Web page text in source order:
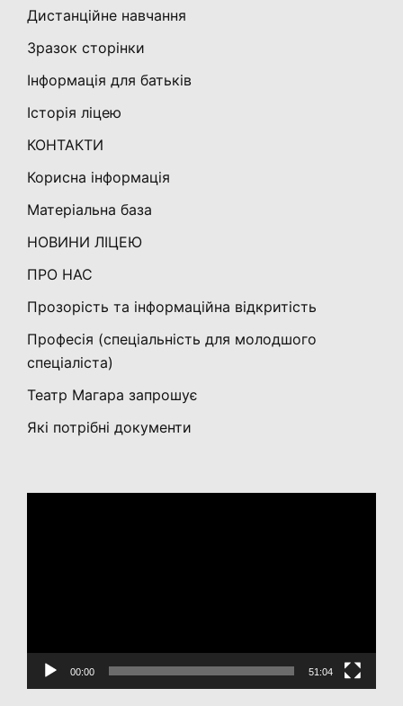
Дистанційне навчання
Зразок сторінки
Інформація для батьків
Історія ліцею
КОНТАКТИ
Корисна інформація
Матеріальна база
НОВИНИ ЛІЦЕЮ
ПРО НАС
Прозорість та інформаційна відкритість
Професія (спеціальність для молодшого
спеціаліста)
Театр Магара запрошує
Які потрібні документи
00:00 51:04